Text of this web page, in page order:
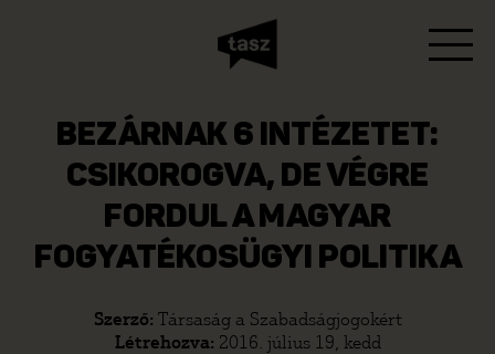
BEZÁRNAK 6 INTÉZETET:
CSIKOROGVA, DE VÉGRE
FORDUL A MAGYAR
FOGYATÉKOSÜGYI POLITIKA
Szerző: Társaság a Szabadságjogokért
Létrehozva: 2016. július 19, kedd